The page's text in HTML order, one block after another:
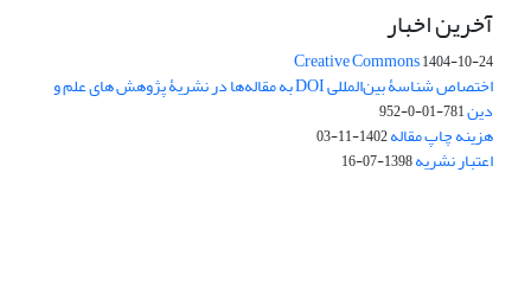
آخرین اخبار
Creative Commons1404-10-24
اختصاص شناسۀ بین‌المللی DOI به مقاله‌ها در نشریۀ پژوهش های علم و
دین781-01-0-952
هزینه چاپ مقاله1402-11-03
اعتبار نشریه1398-07-16